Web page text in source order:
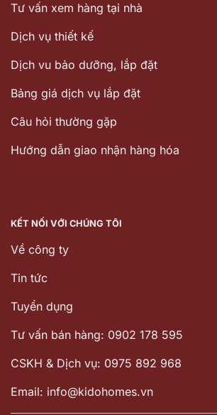
Tư vấn xem hàng tại nhà
Dịch vụ thiết kế
Dịch vu bảo dưỡng, lắp đặt
Bảng giá dịch vụ lắp đặt
Câu hỏi thường gặp
Hướng dẫn giao nhận hàng hóa
KẾT NỐI VỚI CHÚNG TÔI
Về công ty
Tin tức
Tuyển dụng
Tư vấn bán hàng: 0902 178 595
CSKH & Dịch vụ: 0975 892 968
Email: info@kidohomes.vn